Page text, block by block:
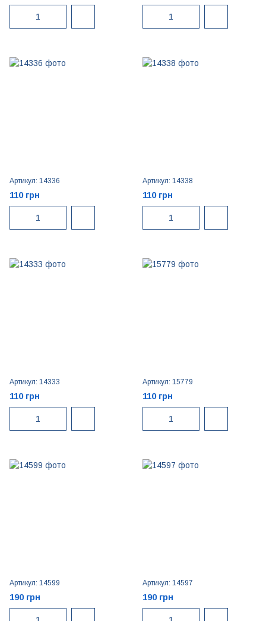
Артикул: 14336
110 грн
Артикул: 14338
110 грн
Артикул: 14333
110 грн
Артикул: 15779
110 грн
Артикул: 14599
190 грн
Артикул: 14597
190 грн